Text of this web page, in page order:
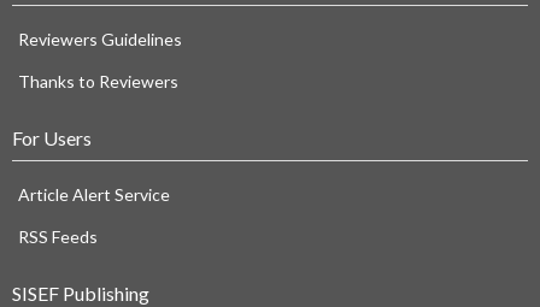
Reviewers Guidelines
Thanks to Reviewers
For Users
Article Alert Service
RSS Feeds
SISEF Publishing